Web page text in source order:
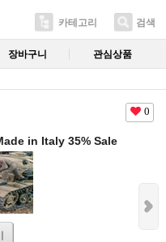
카테고리 검색
장바구니 관심상품
0
in Italy 35% Sale